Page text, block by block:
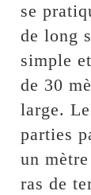
se
de long
simple
de 30
large.
parties
un
ras de